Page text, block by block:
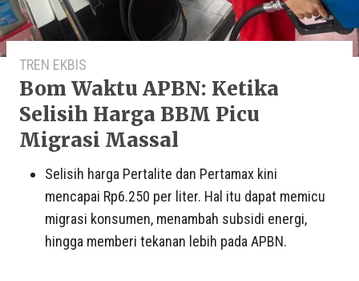
TREN EKBIS
Bom Waktu APBN: Ketika
Selisih Harga BBM Picu
Migrasi Massal
Selisih harga Pertalite dan Pertamax kini
mencapai Rp6.250 per liter. Hal itu dapat memicu
migrasi konsumen, menambah subsidi energi,
hingga memberi tekanan lebih pada APBN.